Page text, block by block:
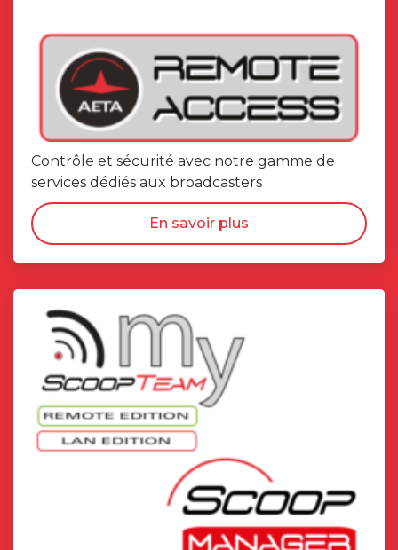
Contrôle et sécurité avec notre gamme de
services dédiés aux broadcasters
En savoir plus